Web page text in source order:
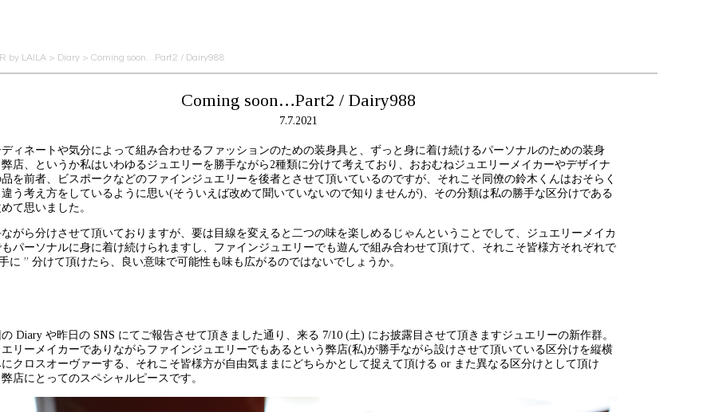
by LAILA > Diary > Coming soon…Part2 / Dairy988
Coming soon…Part2 / Dairy988
7.7.2021
ィネートや気分によって組み合わせるファッションのための装身具と、ずっと身に着け続けるパーソナルのための装身
店、というか私はいわゆるジュエリーを勝手ながら2種類に分けて考えており、おおむねジュエリーメイカーやデザイナ
を前者、ビスポークなどのファインジュエリーを後者とさせて頂いているのですが、それこそ同僚の鈴木くんはおそらく
う考え方をしているように思い(そういえば改めて聞いていないので知りませんが)、その分類は私の勝手な区分けである
て思いました。
がら分けさせて頂いておりますが、要は目線を変えると二つの味を楽しめるじゃんということでして、ジュエリーメイカ
パーソナルに身に着け続けられますし、ファインジュエリーでも遊んで組み合わせて頂けて、それこそ皆様方それぞれで
に ” 分けて頂けたら、良い意味で可能性も味も広がるのではないでしょうか。
Diary や昨日の SNS にてご報告させて頂きました通り、来る 7/10 (土) にお披露目させて頂きますジュエリーの新作群。
リーメイカーでありながらファインジュエリーでもあるという弊店(私)が勝手ながら設けさせて頂いている区分けを縦横
クロスオーヴァーする、それこそ皆様方が自由気ままにどちらかとして捉えて頂ける or また異なる区分けとして頂け
店にとってのスペシャルピースです。